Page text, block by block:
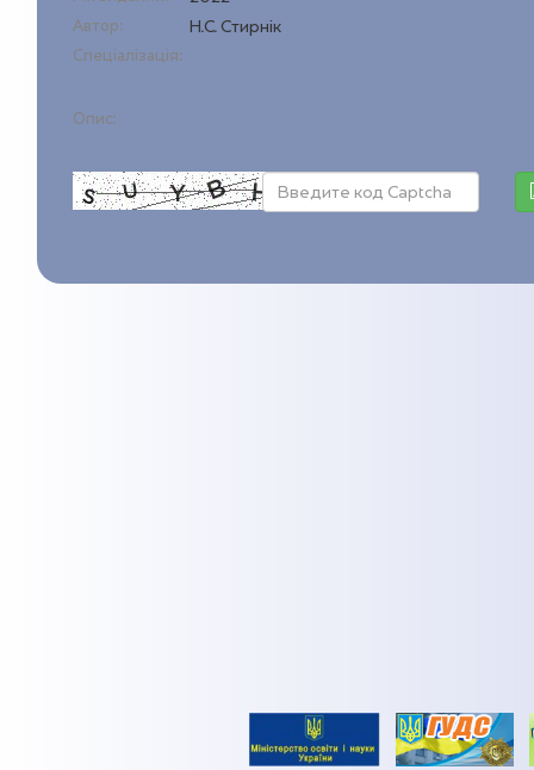
Автор: Н.С. Стирнік
Спеціалізація:
Опис: